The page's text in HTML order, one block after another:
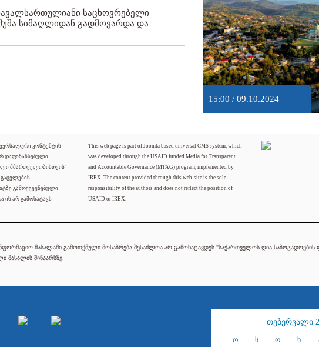
საცხოვრებელი
სიმაღლიდან გადმოვარდა და
15:00 / 09.10.2024
კონტენტის
დაფინანსებული
მმართველობისთვის"
გამოქვეყნებული
ის არ გამოხატავს
This web page is part of Joomla based universal CMS system, which
was developed through the USAID funded Media for Transparent
and Accountable Governance (MTAG) program, implemented by
IREX. The content provided through this web-site is the sole
responsibility of the authors and does not reflect the position of
USAID or IREX.
მასალაში გამოთქმული მოსაზრება შესაძლოა არ გამოხატავდეს "საქართველოს ღია საზოგადოების
მასალის შინაარსზე.
თებერვალი
ო ს ო ხ